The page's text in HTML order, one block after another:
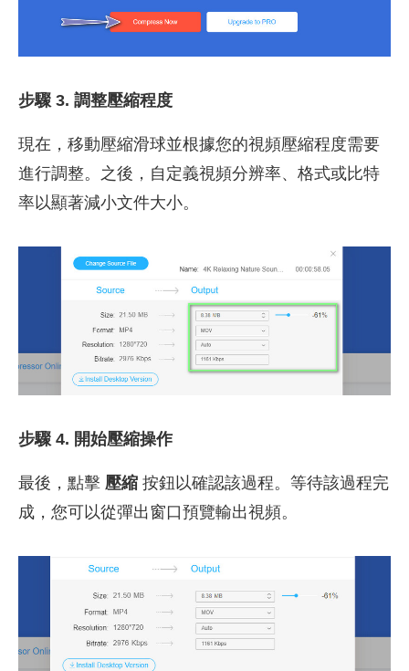
步驟 3. 調整壓縮程度
現在，移動壓縮滑球並根據您的視頻壓縮程度需要
進行調整。之後，自定義視頻分辨率、格式或比特
率以顯著減小文件大小。
步驟 4. 開始壓縮操作
最後，點擊 壓縮 按鈕以確認該過程。等待該過程完
成，您可以從彈出窗口預覽輸出視頻。